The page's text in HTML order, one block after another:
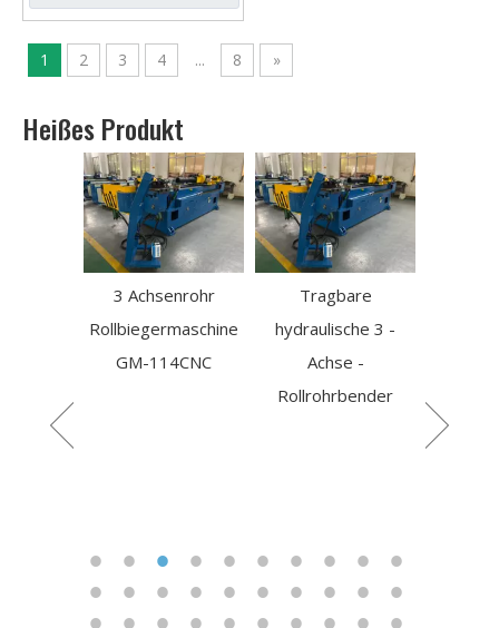
1 2 3 4 ... 8 »
Heißes Produkt
3 Achsenrohr
Rollbiegermaschine
GM-114CNC
Tragbare
hydraulische 3 -
Achse -
Rollrohrbender